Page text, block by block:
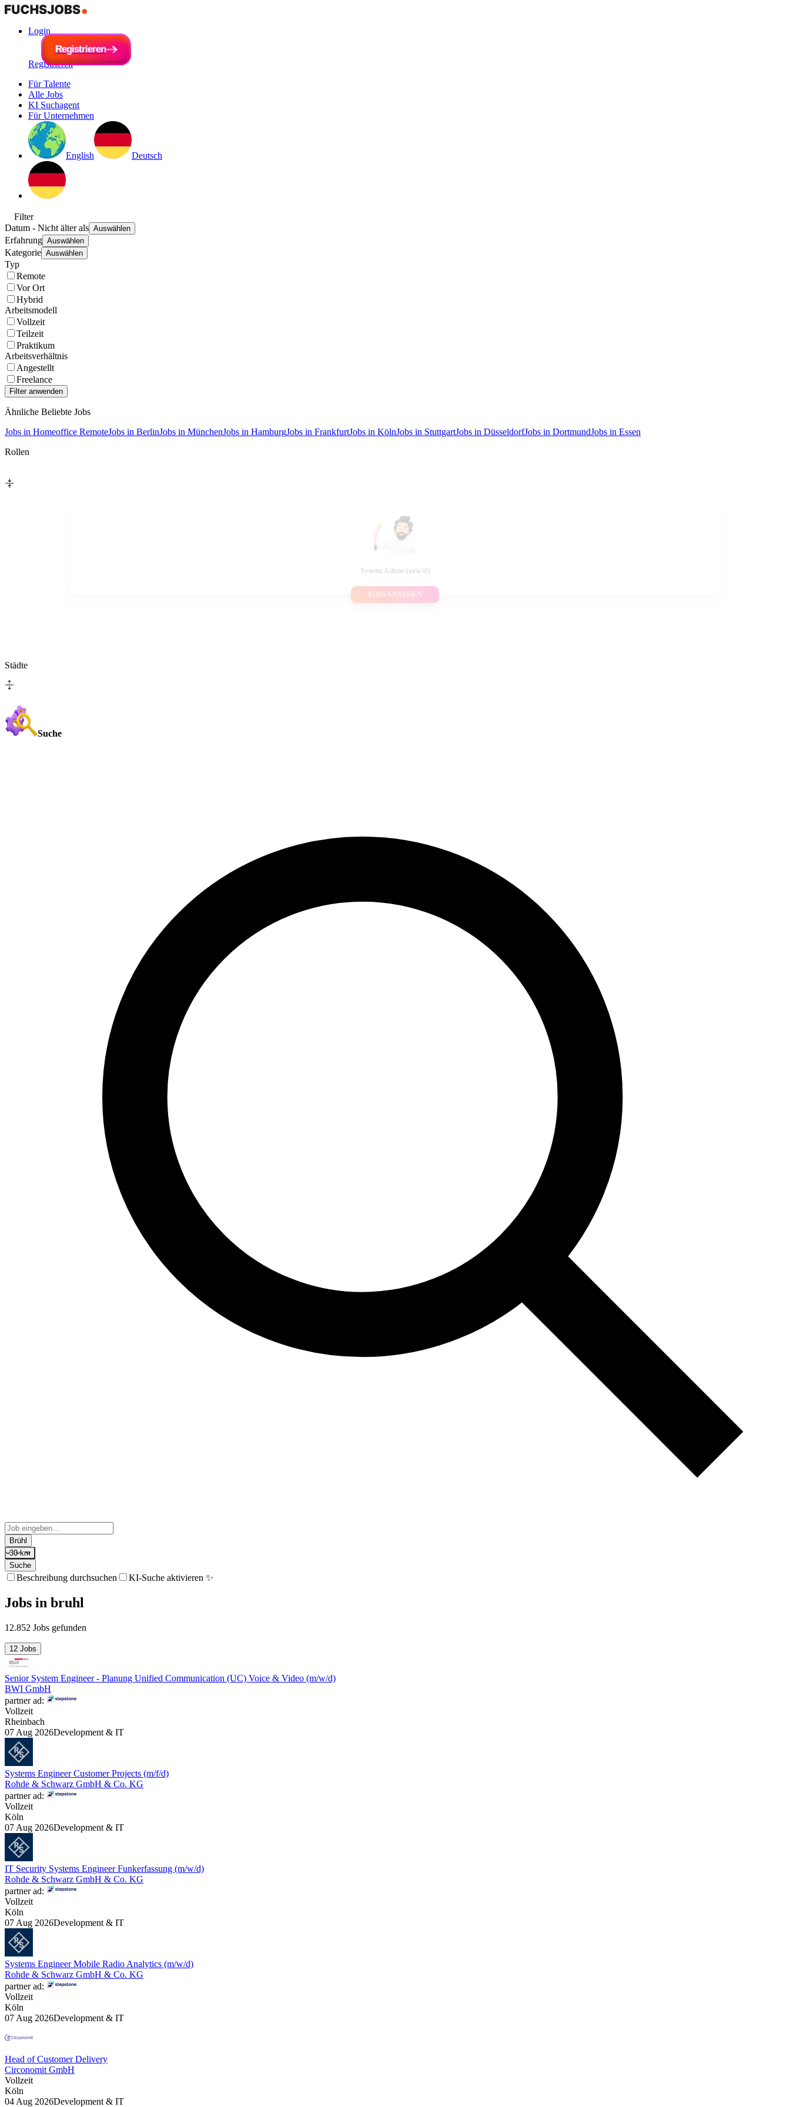
Login
Registrieren
Registrieren
Registrieren
Für Talente
Alle Jobs
KI Suchagent
Für Unternehmen
English Deutsch
Filter
Datum - Nicht älter als Auswählen
Erfahrung Auswählen
Kategorie Auswählen
Typ
Remote
Vor Ort
Hybrid
Arbeitsmodell
Vollzeit
Teilzeit
Praktikum
Arbeitsverhältnis
Angestellt
Freelance
Ähnliche Beliebte Jobs
Jobs in Homeoffice RemoteJobs in BerlinJobs in MünchenJobs in HamburgJobs in FrankfurtJobs in KölnJobs in StuttgartJobs in DüsseldorfJobs in DortmundJobs in Essen
Rollen
System Admin (m/w/d)
JOBS ANSEHEN
Städte
Suche
Brühl
30 km
Suche
Beschreibung durchsuchen KI-Suche aktivieren ✨
Jobs in bruhl
12.852 Jobs gefunden
12 Jobs
Senior System Engineer - Planung Unified Communication (UC) Voice & Video (m/w/d)
BWI GmbH
partner ad:
Vollzeit
Rheinbach
07 Aug 2026Development & IT
Systems Engineer Customer Projects (m/f/d)
Rohde & Schwarz GmbH & Co. KG
partner ad:
Vollzeit
Köln
07 Aug 2026Development & IT
IT Security Systems Engineer Funkerfassung (m/w/d)
Rohde & Schwarz GmbH & Co. KG
partner ad:
Vollzeit
Köln
07 Aug 2026Development & IT
Systems Engineer Mobile Radio Analytics (m/w/d)
Rohde & Schwarz GmbH & Co. KG
partner ad:
Vollzeit
Köln
07 Aug 2026Development & IT
Head of Customer Delivery
Circonomit GmbH
Vollzeit
Köln
04 Aug 2026Development & IT